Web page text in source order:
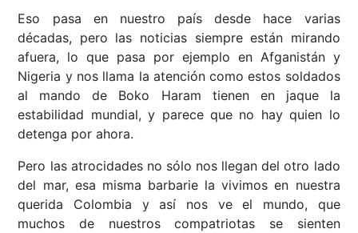
Eso pasa en nuestro país desde hace varias
décadas, pero las noticias siempre están mirando
afuera, lo que pasa por ejemplo en Afganistán y
Nigeria y nos llama la atención como estos soldados
al mando de Boko Haram tienen en jaque la
estabilidad mundial, y parece que no hay quien lo
detenga por ahora.
Pero las atrocidades no sólo nos llegan del otro lado
del mar, esa misma barbarie la vivimos en nuestra
querida Colombia y así nos ve el mundo, que
muchos de nuestros compatriotas se sienten